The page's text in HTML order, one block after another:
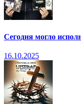
Сегодня могло
16.10.2025